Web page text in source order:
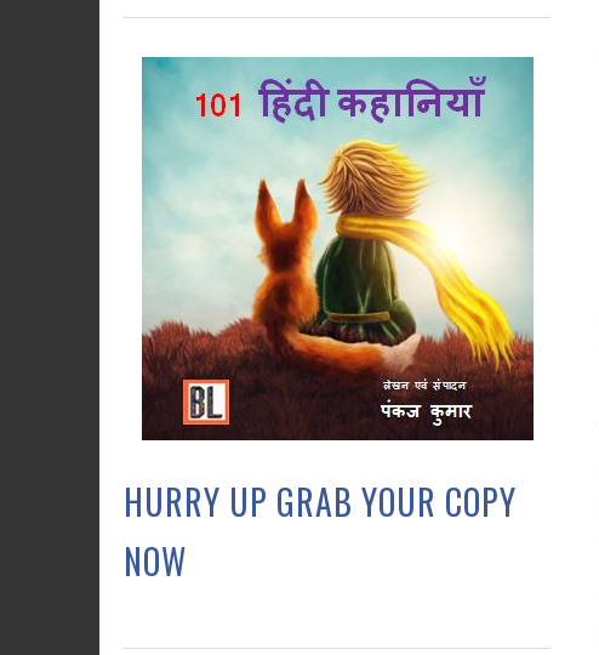
HURRY UP GRAB YOUR COPY
NOW